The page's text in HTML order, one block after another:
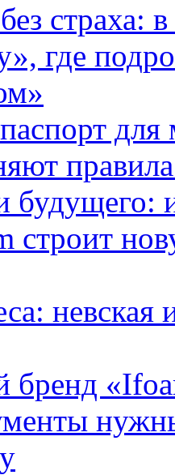
страха:
где
для
будущего:
строит
невская
бренд